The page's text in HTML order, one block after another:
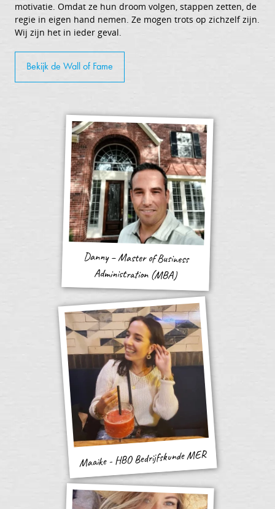
motivatie. Omdat ze hun droom volgen, stappen zetten, de
regie in eigen hand nemen. Ze mogen trots op zichzelf zijn.
Wij zijn het in ieder geval.
Bekijk de Wall of Fame
Danny – Master of Business
Administration (MBA)
Maaike - HBO Bedrijfskunde MER